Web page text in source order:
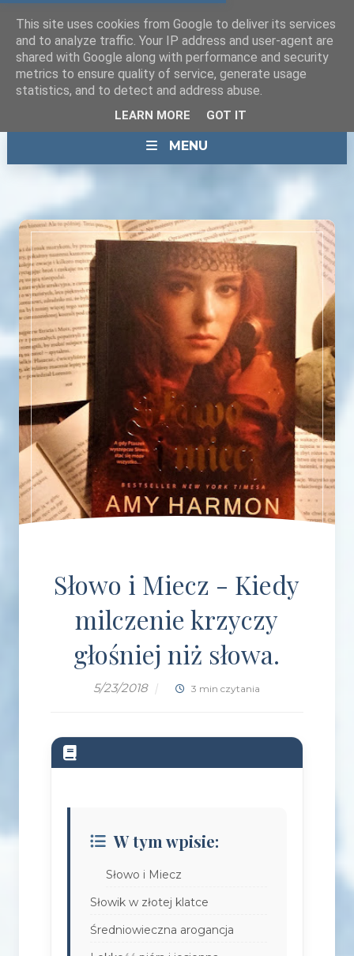
MENU
Słowo i Miecz - Kiedy
milczenie krzyczy
głośniej niż słowa.
5/23/2018 | 3 min czytania
W tym wpisie:
Słowo i Miecz
Słowik w złotej klatce
Średniowieczna arogancja
This site uses cookies from Google to deliver its services
and to analyze traffic. Your IP address and user-agent are
shared with Google along with performance and security
metrics to ensure quality of service, generate usage
statistics, and to detect and address abuse.
LEARN MORE GOT IT